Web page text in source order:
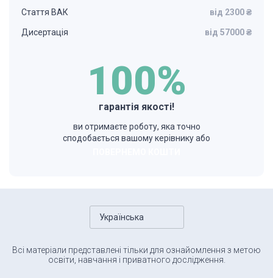
Стаття ВАК від 2300 ₴
Дисертація від 57000 ₴
100%
гарантія якості!
ви отримаєте роботу, яка точно
сподобається вашому керівнику або
Українська
Всі матеріали представлені тільки для ознайомлення з метою
освіти, навчання і приватного дослідження.